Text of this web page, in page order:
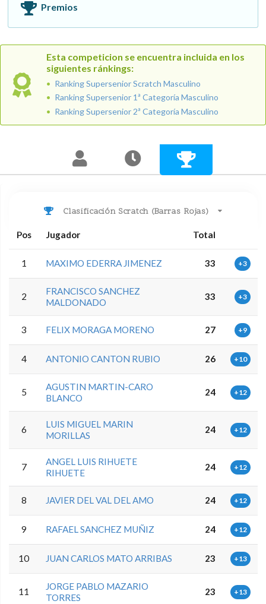
Premios
Esta competicion se encuentra incluida en los
siguientes ránkings:
Ranking Supersenior Scratch Masculino
Ranking Supersenior 1ª Categoría Masculino
Ranking Supersenior 2ª Categoría Masculino
Clasificación Scratch (Barras Rojas)
Pos Jugador Total
1 MAXIMO EDERRA JIMENEZ 33 +3
2
FRANCISCO SANCHEZ
MALDONADO
33 +3
3 FELIX MORAGA MORENO 27 +9
4 ANTONIO CANTON RUBIO 26 +10
5
AGUSTIN MARTIN-CARO
BLANCO
24 +12
6
LUIS MIGUEL MARIN
MORILLAS
24 +12
7
ANGEL LUIS RIHUETE
RIHUETE
24 +12
8 JAVIER DEL VAL DEL AMO 24 +12
9 RAFAEL SANCHEZ MUÑIZ 24 +12
10 JUAN CARLOS MATO ARRIBAS 23 +13
11
JORGE PABLO MAZARIO
TORRES
23 +13